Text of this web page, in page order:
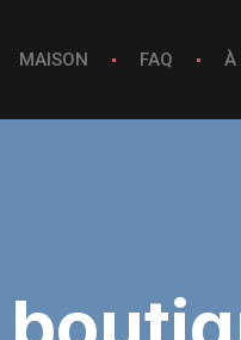
MAISON FAQ À